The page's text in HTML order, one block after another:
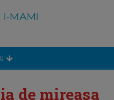
MAMI
de mireasa